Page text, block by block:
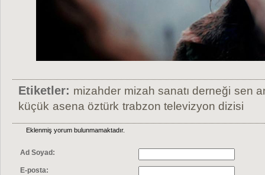
Etiketler: mizahder mizah sanatı derneği sen
küçük asena öztürk trabzon televizyon dizisi
Eklenmiş yorum bulunmamaktadır.
Ad Soyad:
E-posta: